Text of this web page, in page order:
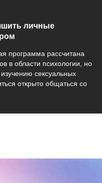
личные
программа рассчитана
в области психологии, но
сексуальных
открыто общаться со